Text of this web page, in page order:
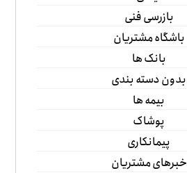
بازرسی فنی
باشگاه مشتریان
بانک ها
بدون دسته بندی
بیمه ها
پوشاک
پیمانکاری
خبرهای مشتریان